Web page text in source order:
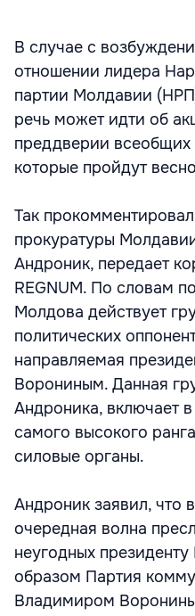
В случае с
отношении лидера
партии Молдавии
речь может идти об
преддверии
которые пройдут
Так
прокуратуры
Андроник, передает
REGNUM. По словам
Молдова действует
политических
направляемая
Ворониным. Данная
Андроника, включает
самого высокого
силовые органы.
Андроник заявил, что
очередная волна
неугодных
образом Партия
Владимиром